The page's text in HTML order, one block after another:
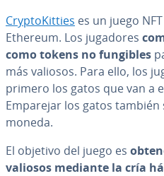
Cr­y­p­to­Ki­t­ties es un juego
Ethereum. Los jugadores
como tokens no fungibles
más valiosos. Para ello, los
primero los gatos que van a
Emparejar los gatos también
moneda.
El objetivo del juego es
valiosos mediante la cría